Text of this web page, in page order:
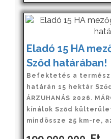
Eladó 15 HA
Sződ határában!
Befektetés a
határán 15 hektár
ÁRZUHANÁS 2026.
kínálok Sződ
mindössze 25 km-re,